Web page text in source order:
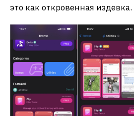
это как откровенная издевка.